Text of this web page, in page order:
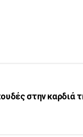
στην καρδιά